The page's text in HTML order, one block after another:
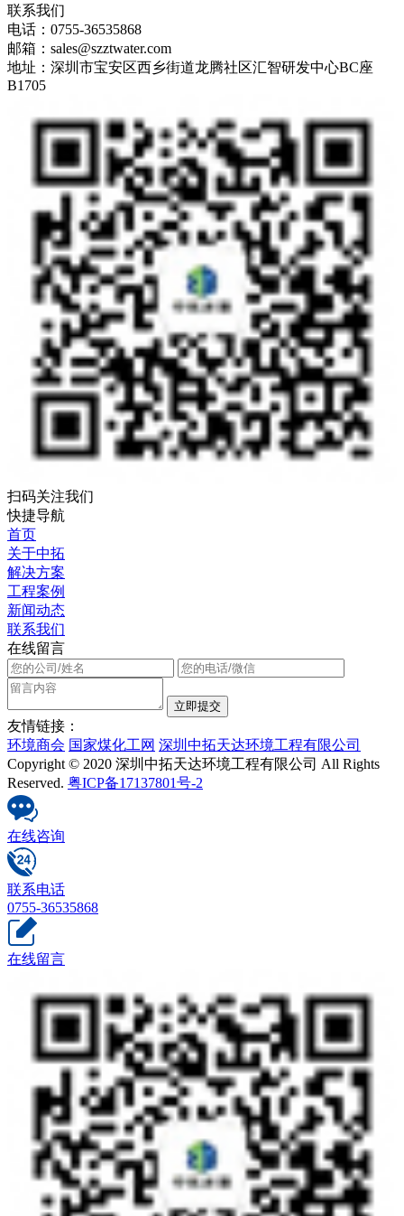
联系我们
电话：0755-36535868
邮箱：sales@szztwater.com
地址：深圳市宝安区西乡街道龙腾社区汇智研发中心BC座
B1705
扫码关注我们
快捷导航
首页
关于中拓
解决方案
工程案例
新闻动态
联系我们
在线留言
友情链接：
环境商会 国家煤化工网 深圳中拓天达环境工程有限公司
Copyright © 2020 深圳中拓天达环境工程有限公司 All Rights
Reserved. 粤ICP备17137801号-2
在线咨询
联系电话
0755-36535868
在线留言